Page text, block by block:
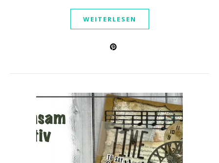
WEITERLESEN